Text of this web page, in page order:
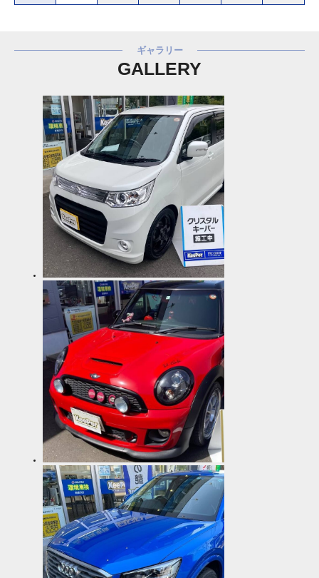
ギャラリー
GALLERY